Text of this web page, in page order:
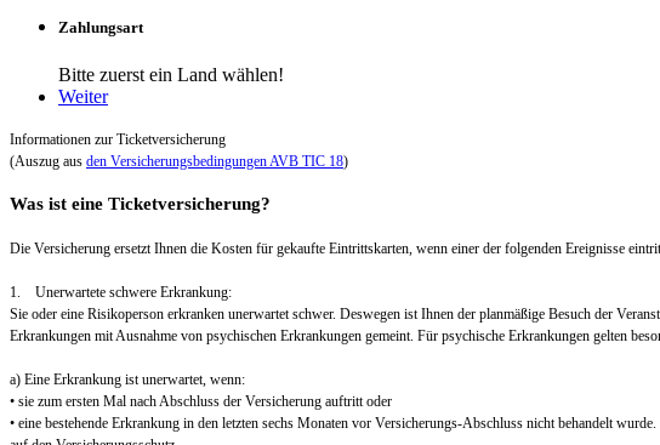
Zahlungsart
Bitte zuerst ein Land wählen!
Weiter
Informationen zur Ticketversicherung
(Auszug aus den Versicherungsbedingungen AVB TIC 18)
Was ist eine Ticketversicherung?
Die Versicherung ersetzt Ihnen die Kosten für gekaufte Eintrittskarten, wenn einer der folgenden Ereignisse
1. Unerwartete schwere Erkrankung:
Sie oder eine Risikoperson erkranken unerwartet schwer. Deswegen ist Ihnen der planmäßige Besuch der
Erkrankungen mit Ausnahme von psychischen Erkrankungen gemeint. Für psychische Erkrankungen gelten
a) Eine Erkrankung ist unerwartet, wenn:
• sie zum ersten Mal nach Abschluss der Versicherung auftritt oder
• eine bestehende Erkrankung in den letzten sechs Monaten vor Versicherungs-Abschluss nicht behandelt